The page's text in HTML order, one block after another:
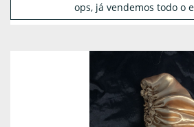
ops, já vendemos todo o